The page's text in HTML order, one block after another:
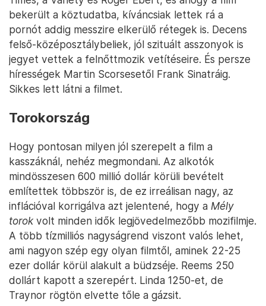
bekerült a köztudatba, kíváncsiak lettek rá a
pornót addig messzire elkerülő rétegek is. Decens
felső-középosztálybeliek, jól szituált asszonyok is
jegyet vettek a felnőttmozik vetítéseire. És persze
hírességek Martin Scorsesetől Frank Sinatráig.
Sikkes lett látni a filmet.
Torokország
Hogy pontosan milyen jól szerepelt a film a
kasszáknál, nehéz megmondani. Az alkotók
mindösszesen 600 millió dollár körüli bevételt
említettek többször is, de ez irreálisan nagy, az
inflációval korrigálva azt jelentené, hogy a Mély
torokvolt minden idők legjövedelmezőbb mozifilmje.
A több tízmilliós nagyságrend viszont valós lehet,
ami nagyon szép egy olyan filmtől, aminek 22-25
ezer dollár körül alakult a büdzséje. Reems 250
dollárt kapott a szerepért. Linda 1250-et, de
Traynor rögtön elvette tőle a gázsit.